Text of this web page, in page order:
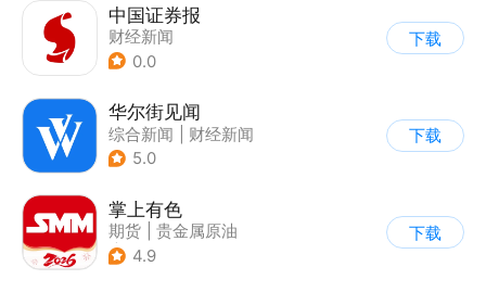
中国证券报
财经新闻
0.0
下载
华尔街见闻
综合新闻
财经新闻
5.0
下载
掌上有色
期货
贵金属原油
| 财经新闻
4.9
下载